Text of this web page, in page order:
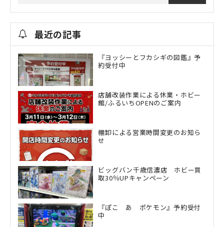
最近の記事
『ヨッシーとフカシギの図鑑』予
約受付中
店舗改装作業による休業・ホビー
館/ふるいちOPENのご案内
棚卸による営業時間変更のお知ら
せ
ビッグバン千歳信濃店 ホビー買
取30％UPキャンペーン
『ぽこ あ ポケモン』予約受付
中